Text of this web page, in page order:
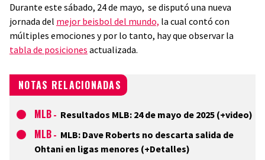
Durante este sábado, 24 de mayo, se disputó una nueva
jornada del mejor beisbol del mundo, la cual contó con
múltiples emociones y por lo tanto, hay que observar la
tabla de posiciones actualizada.
NOTAS RELACIONADAS
MLB - Resultados MLB: 24 de mayo de 2025 (+video)
MLB - MLB: Dave Roberts no descarta salida de
Ohtani en ligas menores (+Detalles)